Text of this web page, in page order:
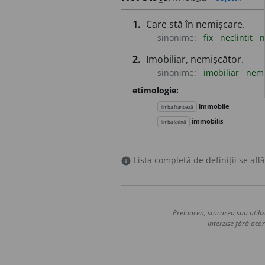
1. Care stă în nemișcare.
sinonime: fix neclintit
2. Imobiliar, nemișcător.
sinonime: imobiliar
etimologie:
limba franceză immobile
limba latină immobilis
info Lista completă de definiții se
Preluarea, stocarea sau
interzise fără